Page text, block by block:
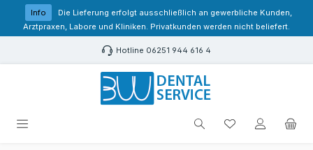
Zum Hauptinhalt springen
Info
Die Lieferung erfolgt ausschließlich an gewerbliche Kunden,
Arztpraxen, Labore und Kliniken. Privatkunden werden nicht beliefert.
Hotline 06251 944 616 4
Du hast 0